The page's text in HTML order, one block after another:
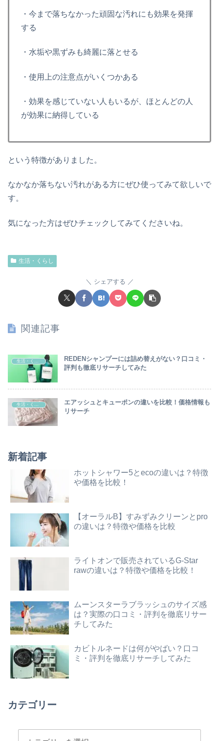
・今まで落ちなかった頑固な汚れにも効果を発揮
する
・水垢や黒ずみも綺麗に落とせる
・使用上の注意点がいくつかある
・効果を感じていない人もいるが、ほとんどの人
が効果に納得している
という特徴がありました。
なかなか落ちない汚れがある方にぜひ使ってみて欲しいで
す。
気になった方はぜひチェックしてみてくださいね。
生活・くらし
シェアする
関連記事
生活・くらし
REDENシャンプーには詰め替えがない？口コミ・
評判も徹底リサーチしてみた
生活・くらし
エアッシュとキューポンの違いを比較！価格情報も
リサーチ
新着記事
ホットシャワー5とecoの違いは？特徴
や価格を比較！
【オーラルB】すみずみクリーンとpro
の違いは？特徴や価格を比較
ライトオンで販売されているG-Star
rawの違いは？特徴や価格を比較！
ムーンスターラブラッシュのサイズ感
は？実際の口コミ・評判を徹底リサー
チしてみた
カビトルネードは何がやばい？口コ
ミ・評判を徹底リサーチしてみた
カテゴリー